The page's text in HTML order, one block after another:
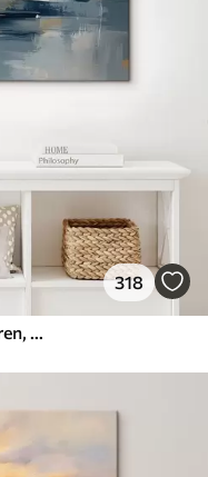
318
Absztrakció a vitorlásokkal a tengeren, akril stílusban, naplemente